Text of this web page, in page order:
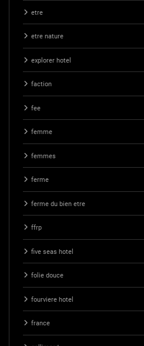
etre
etre nature
explorer hotel
faction
fee
femme
femmes
ferme
ferme du bien etre
ffrp
five seas hotel
folie douce
fourviere hotel
france